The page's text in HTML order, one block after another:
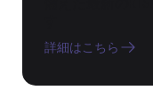
詳細はこちら